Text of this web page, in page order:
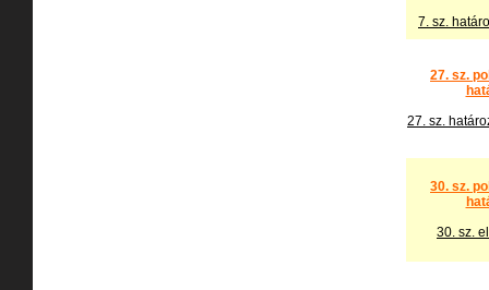
7. sz.
27. sz.
27. sz.
30. sz.
30. sz.